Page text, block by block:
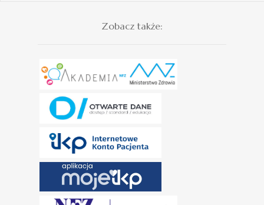
Zobacz także: